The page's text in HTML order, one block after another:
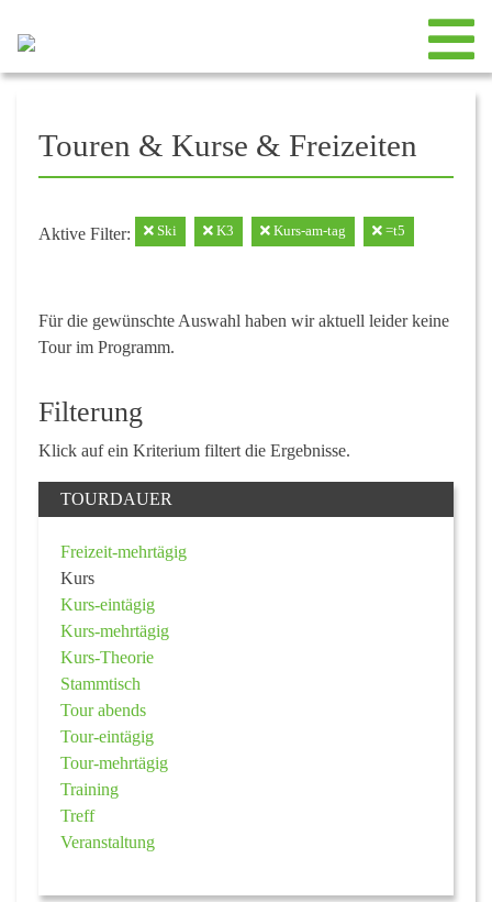
Touren & Kurse & Freizeiten
Aktive Filter: Ski K3 Kurs-am-tag =t5
Für die gewünschte Auswahl haben wir aktuell leider keine
Tour im Programm.
Filterung
Klick auf ein Kriterium filtert die Ergebnisse.
TOURDAUER
Freizeit-mehrtägig
Kurs
Kurs-eintägig
Kurs-mehrtägig
Kurs-Theorie
Stammtisch
Tour abends
Tour-eintägig
Tour-mehrtägig
Training
Treff
Veranstaltung